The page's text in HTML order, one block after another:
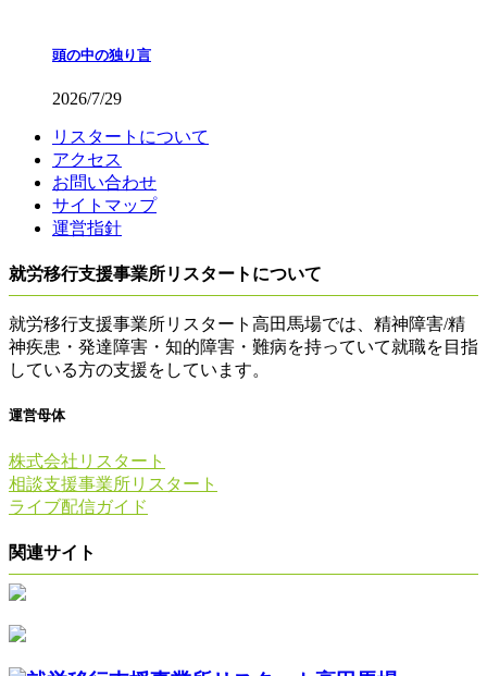
頭の中の独り言
2026/7/29
リスタートについて
アクセス
お問い合わせ
サイトマップ
運営指針
就労移行支援事業所リスタートについて
就労移行支援事業所リスタート高田馬場では、精神障害/精
神疾患・発達障害・知的障害・難病を持っていて就職を目指
している方の支援をしています。
運営母体
株式会社リスタート
相談支援事業所リスタート
ライブ配信ガイド
関連サイト